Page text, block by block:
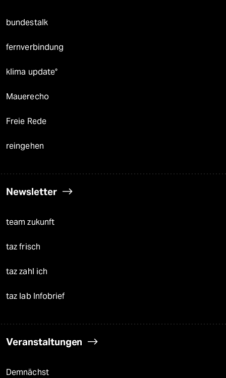
bundestalk
fernverbindung
klima update°
Mauerecho
Freie Rede
reingehen
Newsletter
team zukunft
taz frisch
taz zahl ich
taz lab Infobrief
Veranstaltungen
Demnächst